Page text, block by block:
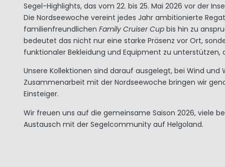
Segel-Highlights, das vom 22. bis 25. Mai 2026 vor der
Die Nordseewoche vereint jedes Jahr ambitionierte
familienfreundlichen Family Cruiser Cup bis hin zu
bedeutet das nicht nur eine starke Präsenz vor Ort,
funktionaler Bekleidung und Equipment zu
Unsere Kollektionen sind darauf ausgelegt, bei Wind
Zusammenarbeit mit der Nordseewoche bringen wir
Einsteiger.
Wir freuen uns auf die gemeinsame Saison 2026, viele
Austausch mit der Segelcommunity auf Helgoland.